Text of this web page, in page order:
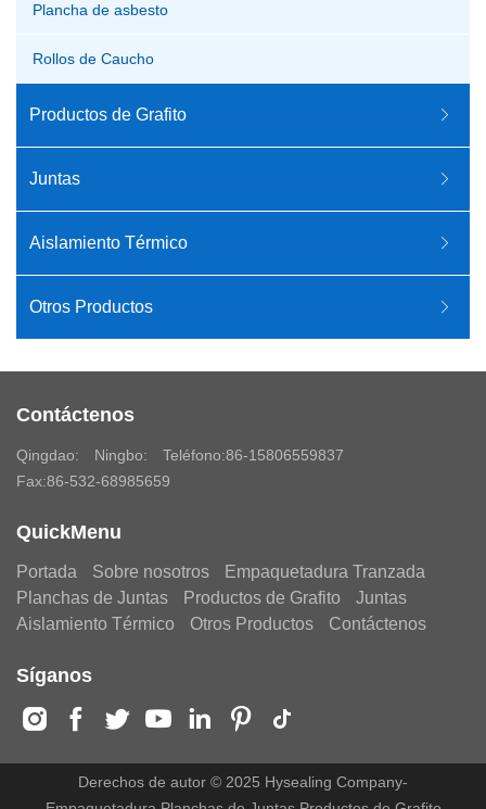
Plancha de asbesto
Rollos de Caucho
Productos de Grafito
Juntas
Aislamiento Térmico
Otros Productos
Contáctenos
Qingdao: Ningbo: Teléfono:86-15806559837
Fax:86-532-68985659
QuickMenu
Portada Sobre nosotros
Empaquetadura Tranzada
Planchas de Juntas
Productos de Grafito
Juntas
Aislamiento Térmico
Otros Productos Contáctenos
Síganos
Derechos de autor © 2025 Hysealing Company-